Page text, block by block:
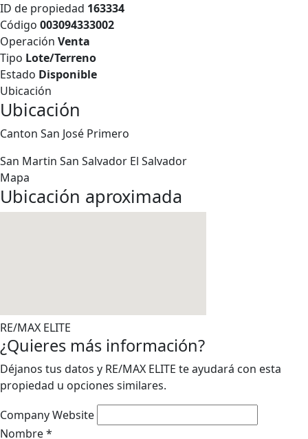
ID de propiedad 163334
Código 003094333002
Operación Venta
Tipo Lote/Terreno
Estado Disponible
Ubicación
Ubicación
Canton San José Primero
San Martin San Salvador El Salvador
Mapa
Ubicación aproximada
RE/MAX ELITE
¿Quieres más información?
Déjanos tus datos y RE/MAX ELITE te ayudará con esta
propiedad u opciones similares.
Company Website
Nombre*